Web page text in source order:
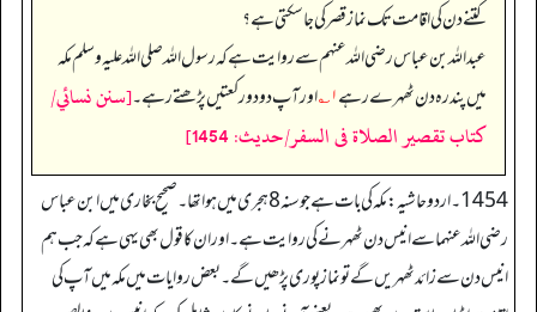
کتنے دن کی اقامت تک نماز قصر کی جا سکتی ہے؟
عبداللہ بن عباس رضی اللہ عنہم سے روایت ہے کہ رسول اللہ صلی اللہ علیہ وسلم مکہ
میں پندرہ دن ٹھہرے رہے۱؎ اور آپ دو دو رکعتیں پڑھتے رہے۔[سنن نسائي/
كتاب تقصير الصلاة فى السفر/حدیث: 1454]
1454۔ اردو حاشیہ: مکہ کی بات ہے جو سنہ 8 ہجری میں ہوا تھا۔ صحیح بخاری میں ابن عباس
رضی اللہ عنہما سے انیس دن ٹھہرنے کی روایت ہے۔ اور ان کا قول بھی یہی ہے کہ جب ہم
انیس دن سے زائد ٹھہریں گے تو نماز پوری پڑھیں گے۔ بعض روایات میں مکہ میں آپ کی